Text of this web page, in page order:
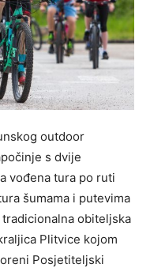
outdoor
s dvije
vođena tura po ruti
šumama i putevima
obiteljska
Plitvice kojom
Posjetiteljski